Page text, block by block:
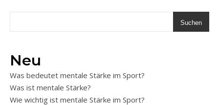
Suchen
Neu
Was bedeutet mentale Stärke im Sport?
Was ist mentale Stärke?
Wie wichtig ist mentale Stärke im Sport?